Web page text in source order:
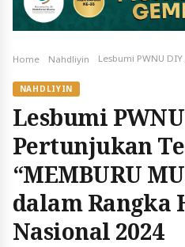
Home Nahdliyin
NAHDLIYIN
Lesbumi
Pertunjukan
“MEMBURU
dalam Rangka
Nasional 2024